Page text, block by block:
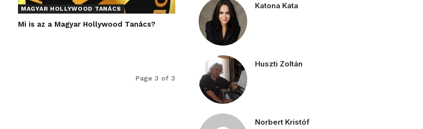
MAGYAR HOLLYWOOD TANÁCS
Mi is az a Magyar Hollywood Tanács?
Page 3 of 3
Katona Kata
Huszti Zoltán
Norbert Kristóf